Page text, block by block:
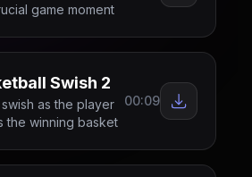
game moment
Swish 2
as the player
the winning basket
00:09